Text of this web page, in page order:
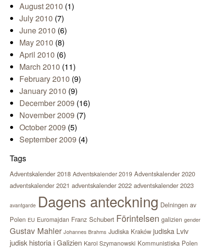
August 2010 (1)
July 2010 (7)
June 2010 (6)
May 2010 (8)
April 2010 (6)
March 2010 (11)
February 2010 (9)
January 2010 (9)
December 2009 (16)
November 2009 (7)
October 2009 (5)
September 2009 (4)
Tags
Adventskalender 2018 Adventskalender 2019 Adventskalender 2020
adventskalender 2021 adventskalender 2022 adventskalender 2023
avantgarde Dagens anteckning Delningen av
Polen EU Euromajdan Franz Schubert Förintelsen galizien gender
Gustav Mahler Johannes Brahms Judiska Kraków judiska Lviv
judisk historia i Galizien Karol Szymanowski Kommunistiska Polen